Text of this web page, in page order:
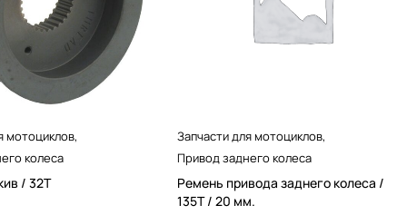
мотоциклов,
колеса
/ 32T
Запчасти для мотоциклов,
Привод заднего колеса
Ремень привода заднего колеса /
135T / 20 мм.